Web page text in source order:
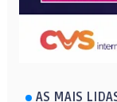
AS MAIS